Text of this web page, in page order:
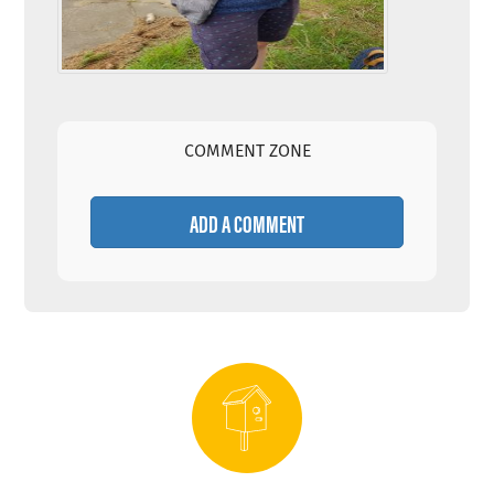
COMMENT ZONE
ADD A COMMENT